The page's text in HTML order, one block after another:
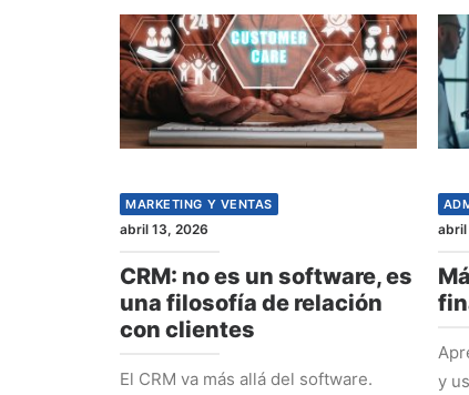
MARKETING Y VENTAS
abril 13, 2026
CRM: no es un software, es
una filosofía de relación
con clientes
El CRM va más allá del software.
abril
y